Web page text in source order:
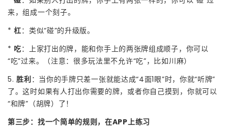
来，组成一个刻子。
*杠：类似“碰”的升级版。
* 吃：上家打出的牌，能和你手上的两张牌组成顺子，你可以
“吃”过来。（注意：很多玩法里不允许“吃”，比如川麻）
5.胜利 ：当你的手牌只差一张就能达成“4面1眼”时，你就“听牌”
了。这时如果有人打出你需要的牌，或者你自己摸到，你就可以
“和牌”（胡牌）了！
第三步：找一个简单的规则，在APP上练习